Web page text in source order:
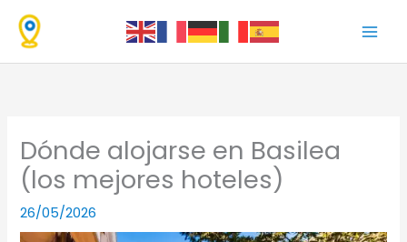
contenido
Dónde alojarse en Basilea
(los mejores hoteles)
26/05/2026